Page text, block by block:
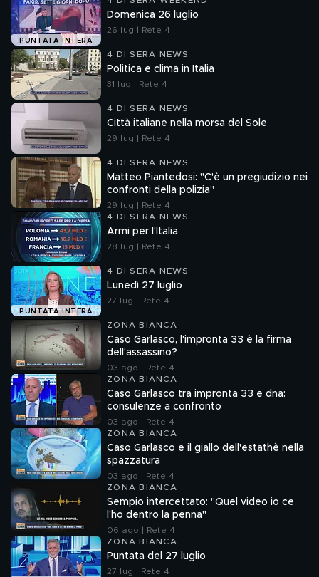
PUNTATA INTERA
Domenica 26 luglio
26 lug | Rete 4
4 DI SERA NEWS
Politica e clima in Italia
31 lug | Rete 4
4 DI SERA NEWS
Città italiane nella morsa del Sole
29 lug | Rete 4
4 DI SERA NEWS
Matteo Piantedosi: "C'è un pregiudizio nei
confronti della polizia"
29 lug | Rete 4
4 DI SERA NEWS
Armi per l'Italia
28 lug | Rete 4
PUNTATA INTERA
4 DI SERA NEWS
Lunedì 27 luglio
27 lug | Rete 4
ZONA BIANCA
Caso Garlasco, l'impronta 33 è la firma
dell'assassino?
03 ago | Rete 4
ZONA BIANCA
Caso Garlasco tra impronta 33 e dna:
consulenze a confronto
03 ago | Rete 4
ZONA BIANCA
Caso Garlasco e il giallo dell'estathè nella
spazzatura
03 ago | Rete 4
ZONA BIANCA
Sempio intercettato: "Quel video io ce
l'ho dentro la penna"
06 ago | Rete 4
ZONA BIANCA
Puntata del 27 luglio
27 lug | Rete 4